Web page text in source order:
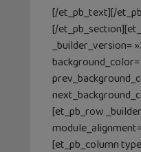
[/et_pb_text][/
[/
_builder_version=
[et_pb_row
[et_pb_column